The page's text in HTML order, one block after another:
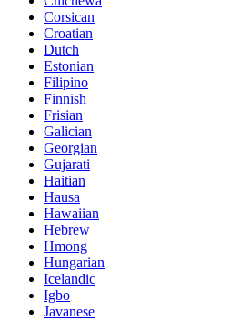
Corsican
Croatian
Dutch
Estonian
Filipino
Finnish
Frisian
Galician
Georgian
Gujarati
Haitian
Hausa
Hawaiian
Hebrew
Hmong
Hungarian
Icelandic
Igbo
Javanese